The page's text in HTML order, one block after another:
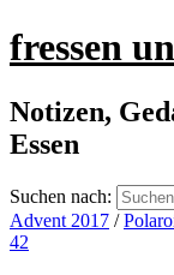
fressen
Notizen,
Essen
Suchen nach:
Advent 2017 /
42